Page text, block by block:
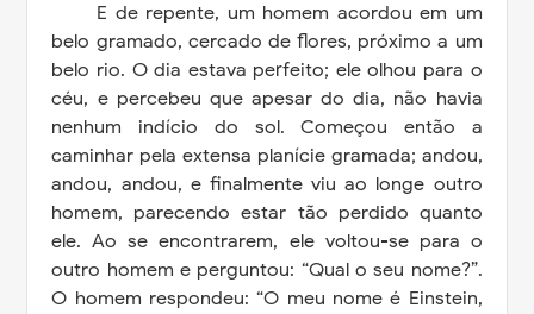
E de repente, um homem acordou em um
belo gramado, cercado de flores, próximo a um
belo rio. O dia estava perfeito; ele olhou para o
céu, e percebeu que apesar do dia, não havia
nenhum indício do sol. Começou então a
caminhar pela extensa planície gramada; andou,
andou, andou, e finalmente viu ao longe outro
homem, parecendo estar tão perdido quanto
ele. Ao se encontrarem, ele voltou-se para o
outro homem e perguntou: “Qual o seu nome?”.
O homem respondeu: “O meu nome é Einstein,